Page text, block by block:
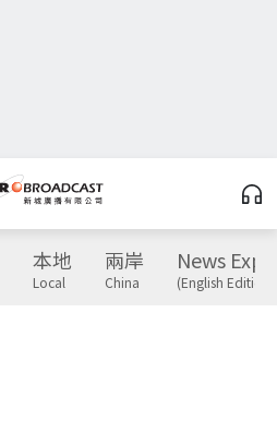
本地
Local
兩岸
China
News
(English Edition)